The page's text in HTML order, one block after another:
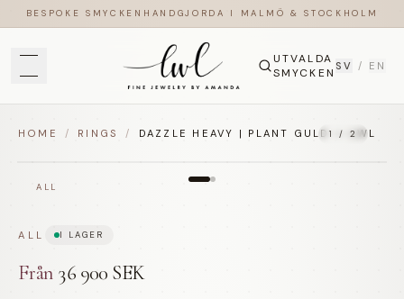
BESPOKE SMYCKEN HANDGJORDA I MALMÖ & STOCKHOLM
UTVALDA
SMYCKEN SV / EN
HOME / RINGS / DAZZLE HEAVY | PLANT GULD — LWL
ALL
1 / 2
ALL I LAGER
Från 36 900 SEK